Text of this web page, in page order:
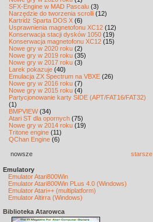
SFX-Engine w MAD Pascalu (3)
Narzędzie do tworzenia scrolli (12)
Kartridż Sparta DOS X (6)
Usprawnienia magnetofonu XC12 (12)
Konserwacja stacji dysków 1050 (19)
Konserwacja magnetofonu XC12 (15)
Nowe gry w 2020 roku (2)
Nowe gry w 2019 roku (35)
Nowe gry w 2017 roku (3)
Larek pokazuje (40)
Emulacja ZX Spectrum na VBXE (26)
Nowe gry w 2016 roku (7)
Nowe gry w 2015 roku (4)
Partycjonowanie karty SIDE (APT/FAT16/FAT32)
(1)
BMPVIEW(34)
Atari ST dla opornych (75)
Nowe gry w 2014 roku (19)
Tritone engine (11)
QChan Engine (6)
nowsze starsze
Emulatory
Emulator Atari800Win
Emulator Atari800Win PLus 4.0 (Windows)
Emulator Atari++ (multiplatform)
Emulator Altirra (Windows)
Biblioteka Atarowca